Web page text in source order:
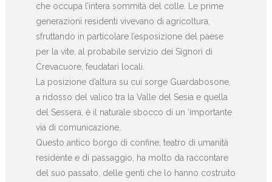
che occupa l’intera sommità del colle. Le prime
generazioni residenti vivevano di agricoltura,
sfruttando in particolare l’esposizione del paese
per la vite, al probabile servizio dei Signori di
Crevacuore, feudatari locali.
La posizione d’altura su cui sorge Guardabosone,
a ridosso del valico tra la Valle del Sesia e quella
del Sessera, è il naturale sbocco di un ‘importante
via di comunicazione.
Questo antico borgo di confine, teatro di umanità
residente e di passaggio, ha molto da raccontare
del suo passato, delle genti che lo hanno costruito